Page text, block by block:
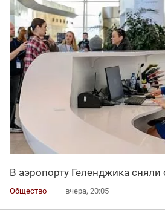
В аэропорту Геленджика сняли
Общество вчера, 20:05